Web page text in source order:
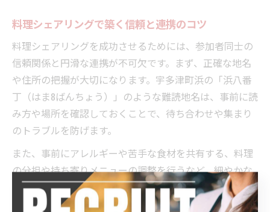
料理シェアリングで築く信頼と連携のコツ
料理シェアリングを成功させるためには、参加者同士の
信頼関係と円滑な連携が不可欠です。まず、正確な地名
や住所の把握が大切になります。宇多津町浜の「浜八番
丁（はま8ばんちょう）」のような難読地名は、事前に読
み方や場所を確認しておくことで、待ち合わせや集まり
のトラブルを防げます。
また、事前にアレルギーや苦手な食材を共有する、料理
の分担や持ち寄りメニューの調整を行うなど、細やかな
コミュニケーションを心がけましょう。加えて、初参加
者でも安心して溶け込めるよう、自己紹介タイムや地元